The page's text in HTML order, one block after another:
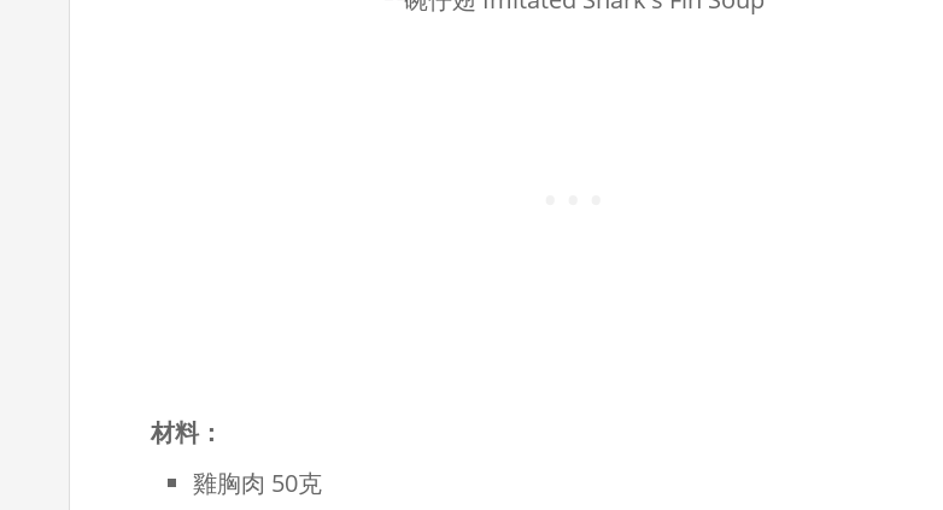
材料：
雞胸肉 50克